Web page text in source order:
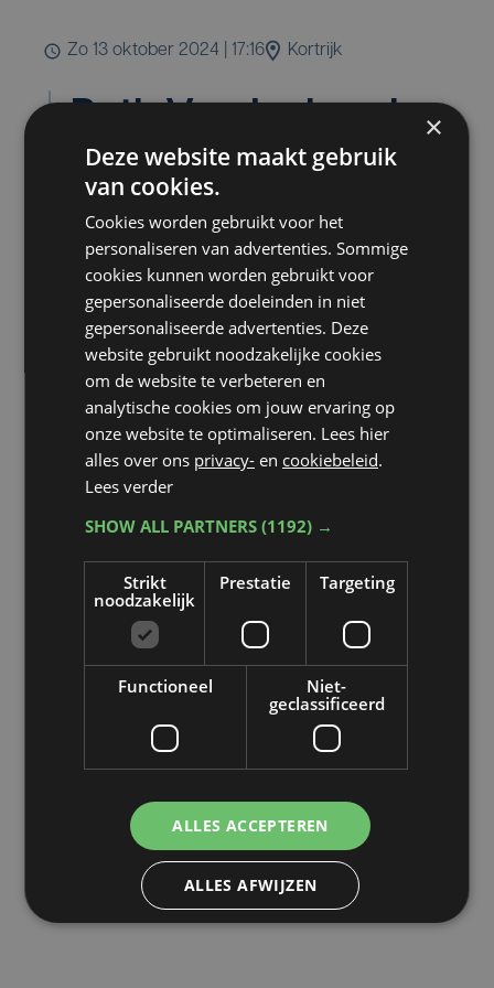
zo 13 oktober 2024 | 17:16 Kortrijk
Ruth Vandenberghe
& Team
Burgemeester
Stadslijst Kortrijk
zijn op weg naar
gedroomde
resultaten
×
Deze website maakt gebruik
van cookies.
Cookies worden gebruikt voor het
personaliseren van advertenties. Sommige
cookies kunnen worden gebruikt voor
gepersonaliseerde doeleinden in niet
gepersonaliseerde advertenties. Deze
website gebruikt noodzakelijke cookies
om de website te verbeteren en
analytische cookies om jouw ervaring op
onze website te optimaliseren. Lees hier
alles over ons privacy- en cookiebeleid.
Lees verder
SHOW ALL PARTNERS(1192) →
Strikt
noodzakelijk
Prestatie Targeting
Functioneel
Niet-
geclassificeerd
ALLES ACCEPTEREN
ALLES AFWIJZEN